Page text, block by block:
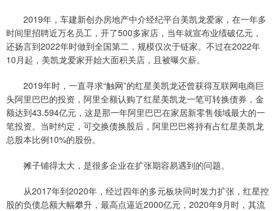
2019年，车建新创办房地产中介经纪平台美凯龙爱家，在一年多
时间里招聘近万名员工，开了500多家店，当年就宣布业绩破亿元，
还扬言到2022年时做到全国第二，规模仅次于链家。不过在2022年
10月起，美凯龙爱家开始大面积关店，且被曝欠薪。
2019年时，一直寻求“触网”的红星美凯龙还曾获得互联网电商巨
头阿里巴巴的投资，阿里全额认购了红星美凯龙一笔可转换债券，金
额达到43.594亿元，这是那一年阿里巴巴在家居新零售领域最大的一
笔投资。当时约定，可交换债换股后，阿里巴巴将持有占红星美凯龙
总股本比例10%的股份。
摊子铺得太大，是很多企业在扩张期容易遇到的问题。
从2017年到2020年，经过四年的多元板块同时发力扩张，红星控
股的负债总额大幅攀升，最高点逼近2000亿元，2020年9月时，其流